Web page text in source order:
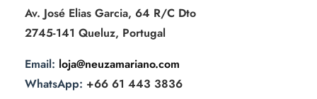
Av. José Elias Garcia, 64 R/C Dto
2745-141 Queluz, Portugal
Email: loja@neuzamariano.com
WhatsApp: +66 61 443 3836